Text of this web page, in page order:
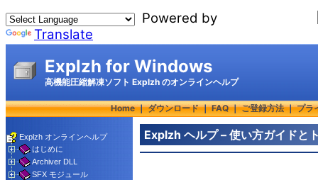
Powered by
Translate
Explzh for Windows
高機能圧縮解凍ソフト Explzh のオンラインヘルプ
Home｜ダウンロード｜FAQ｜ご登録方法｜プラ
Explzh オンラインヘルプ
はじめに
Archiver DLL
SFX モジュール
Explzh ヘルプ – 使い方ガイドと